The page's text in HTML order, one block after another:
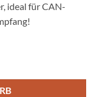
ideal für CAN-